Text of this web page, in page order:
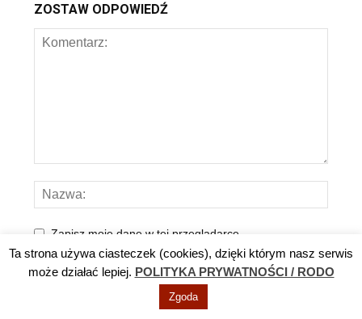
ZOSTAW ODPOWIEDŹ
Zapisz moje dane w tej przeglądarce.
Ta strona używa ciasteczek (cookies), dzięki którym nasz serwis
może działać lepiej. POLITYKA PRYWATNOŚCI / RODO
Zgoda